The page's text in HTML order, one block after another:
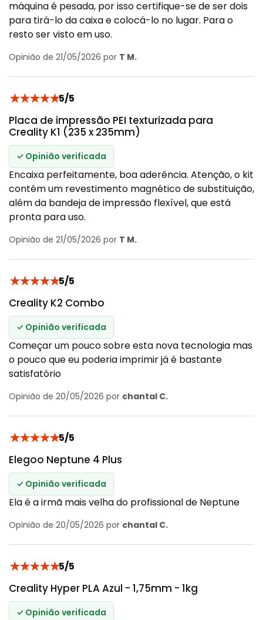
máquina é pesada, por isso certifique-se de ser dois
para tirá-lo da caixa e colocá-lo no lugar. Para o
resto ser visto em uso.
Opinião de 21/05/2026 por T M.
★★★★★5/5
Placa de impressão PEI texturizada para
Creality K1 (235 x 235mm)
✓ Opinião verificada
Encaixa perfeitamente, boa aderência. Atenção, o kit
contém um revestimento magnético de substituição,
além da bandeja de impressão flexível, que está
pronta para uso.
Opinião de 21/05/2026 por T M.
★★★★★5/5
Creality K2 Combo
✓ Opinião verificada
Começar um pouco sobre esta nova tecnologia mas
o pouco que eu poderia imprimir já é bastante
satisfatório
Opinião de 20/05/2026 por chantal C.
★★★★★5/5
Elegoo Neptune 4 Plus
✓ Opinião verificada
Ela é a irmã mais velha do profissional de Neptune
Opinião de 20/05/2026 por chantal C.
★★★★★5/5
Creality Hyper PLA Azul - 1,75mm - 1kg
✓ Opinião verificada